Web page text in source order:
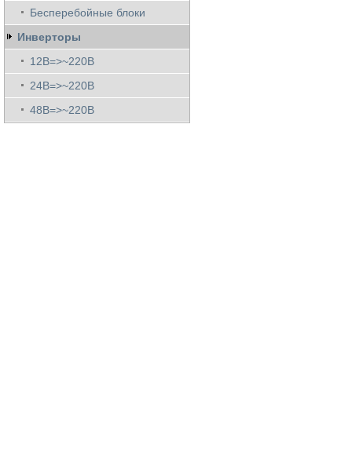
Бесперебойные блоки
Инверторы
12В=>~220В
24В=>~220В
48В=>~220В